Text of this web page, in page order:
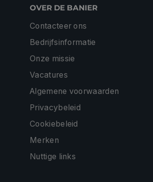
OVER DE BANIER
Contacteer ons
Bedrijfsinformatie
Onze missie
Vacatures
Algemene voorwaarden
Privacybeleid
Cookiebeleid
Merken
Nuttige links